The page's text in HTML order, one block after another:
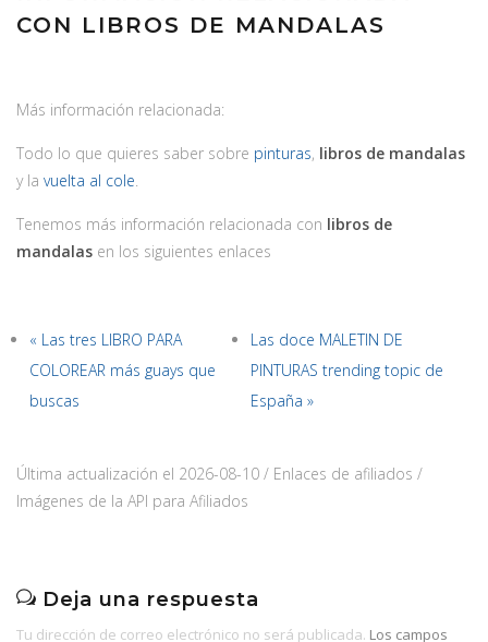
CON LIBROS DE MANDALAS
Más información relacionada:
Todo lo que quieres saber sobre pinturas, libros de mandalas
y la vuelta al cole.
Tenemos más información relacionada con libros de
mandalas en los siguientes enlaces
« Las tres LIBRO PARA
COLOREAR más guays que
buscas
Las doce MALETIN DE
PINTURAS trending topic de
España »
Última actualización el 2026-08-10 / Enlaces de afiliados /
Imágenes de la API para Afiliados
Deja una respuesta
Tu dirección de correo electrónico no será publicada. Los campos